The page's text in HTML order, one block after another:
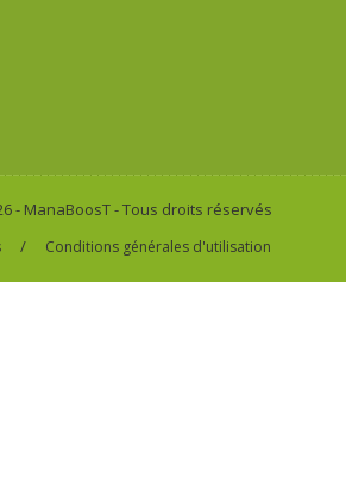
- ManaBoosT - Tous droits réservés
/ Conditions générales d'utilisation